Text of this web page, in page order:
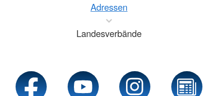
Adressen
Landesverbände